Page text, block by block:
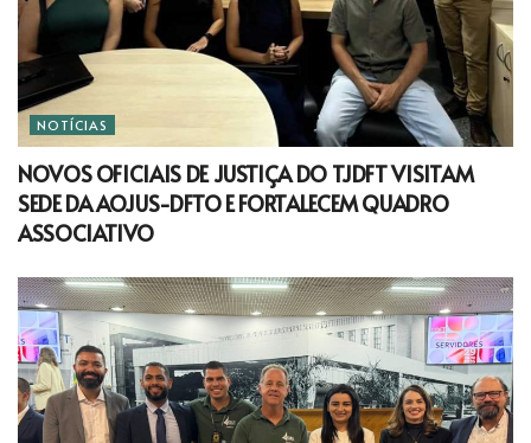
NOTÍCIAS
NOVOS OFICIAIS DE JUSTIÇA DO TJDFT VISITAM
SEDE DA AOJUS-DFTO E FORTALECEM QUADRO
ASSOCIATIVO